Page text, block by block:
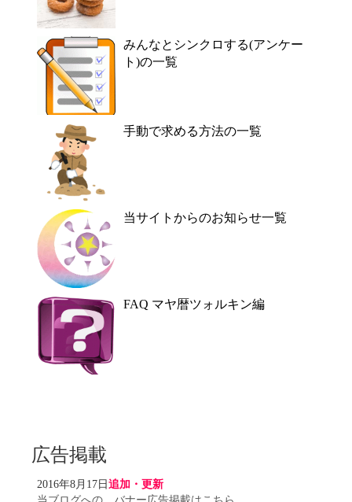
みんなとシンクロする(アンケー
ト)の一覧
手動で求める方法の一覧
当サイトからのお知らせ一覧
FAQ マヤ暦ツォルキン編
広告掲載
2016年8月17日追加・更新